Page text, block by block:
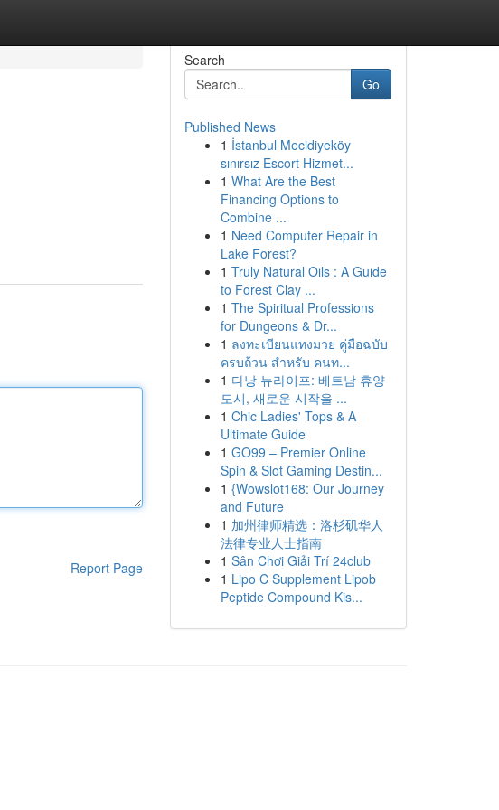
Report Page
Search
Go
Published News
1 İstanbul Mecidiyeköy
sınırsız Escort Hizmet...
1 What Are the Best
Financing Options to
Combine ...
1 Need Computer Repair in
Lake Forest?
1 Truly Natural Oils : A Guide
to Forest Clay ...
1 The Spiritual Professions
for Dungeons & Dr...
1 ลงทะเบียนแทงมวย คู่มือฉบับ
ครบถ้วน สำหรับ คนท...
1 다낭 뉴라이프: 베트남 휴양
도시, 새로운 시작을 ...
1 Chic Ladies' Tops & A
Ultimate Guide
1 GO99 – Premier Online
Spin & Slot Gaming Destin...
1 {Wowslot168: Our Journey
and Future
1 加州律师精选：洛杉矶华人
法律专业人士指南
1 Sân Chơi Giải Trí 24club
1 Lipo C Supplement Lipob
Peptide Compound Kis...